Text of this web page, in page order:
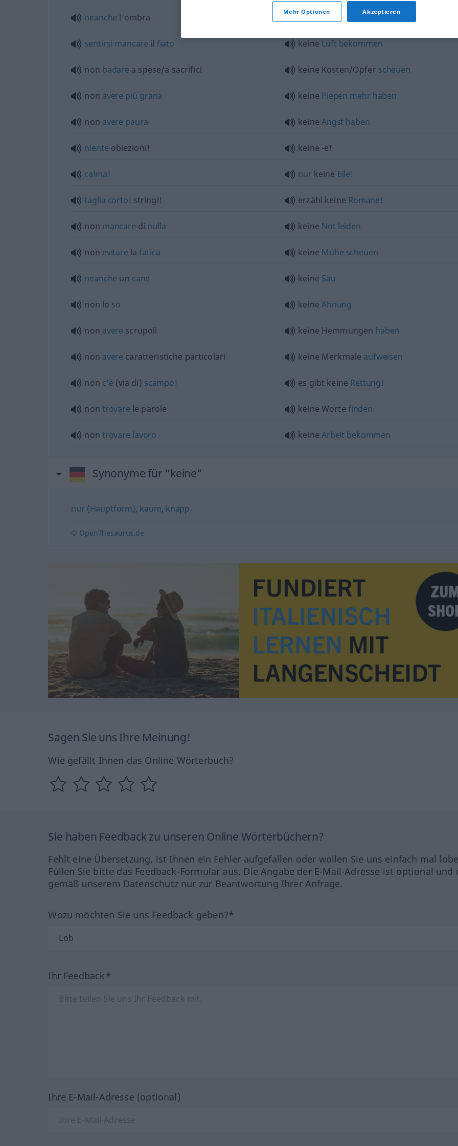
neanche l’ombra keineSpur
sentirsi mancare il fiato keine Luft bekommen
non badare a spese/a sacrifici keine Kosten/Opfer scheuen
non avere più grana keine Piepen mehr haben
non avere paura keineAngst haben
niente obiezioni! keine -e!
calma! nur keine Eile!
taglia corto! stringi! erzähl keine Romane!
non mancare di nulla keine Not leiden
non evitare lafatica keine Mühe scheuen
neanche un cane keine Sau
non lo so keineAhnung
non avere scrupoli keine Hemmungen haben
non avere caratteristiche particolari keine Merkmale aufweisen
non c’è (via di) scampo! es gibt keine Rettung!
non trovare le parole keine Worte finden
non trovare lavoro keineArbeit bekommen
Synonyme für "keine"
nur (Hauptform), kaum, knapp
© OpenThesaurus.de
Sagen Sie uns Ihre Meinung!
Wie gefällt Ihnen das Online Wörterbuch?
Sie haben Feedback zu unseren Online Wörterbüchern?
Fehlt eine Übersetzung, ist Ihnen ein Fehler aufgefallen oder wollen Sie uns einfach mal
Füllen Sie bitte das Feedback-Formular aus. Die Angabe der E-Mail-Adresse ist optional und
gemäß unserem Datenschutz nur zur Beantwortung Ihrer Anfrage.
Wozu möchten Sie uns Feedback geben?*
Ihr Feedback*
Ihre E-Mail-Adresse (optional)
Mehr Optionen Akzeptieren